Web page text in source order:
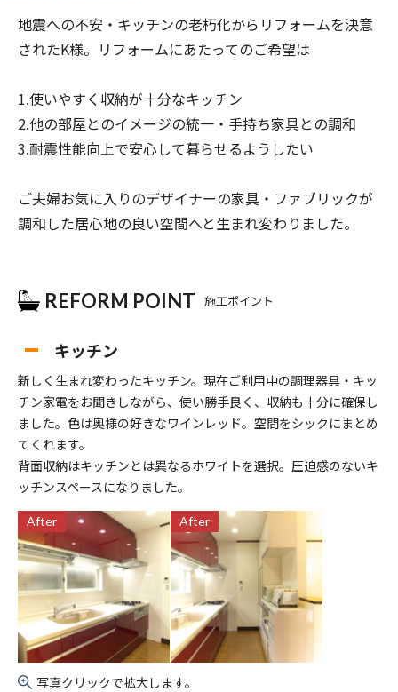
地震への不安・キッチンの老朽化からリフォームを決意
されたK様。リフォームにあたってのご希望は
1.使いやすく収納が十分なキッチン
2.他の部屋とのイメージの統一・手持ち家具との調和
3.耐震性能向上で安心して暮らせるようしたい
ご夫婦お気に入りのデザイナーの家具・ファブリックが
調和した居心地の良い空間へと生まれ変わりました。
REFORM POINT 施工ポイント
キッチン
新しく生まれ変わったキッチン。現在ご利用中の調理器具・キッ
チン家電をお聞きしながら、使い勝手良く、収納も十分に確保し
ました。色は奥様の好きなワインレッド。空間をシックにまとめ
てくれます。
背面収納はキッチンとは異なるホワイトを選択。圧迫感のないキ
ッチンスペースになりました。
After After
写真クリックで拡大します。